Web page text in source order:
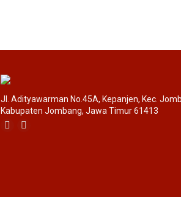
Jl. Adityawarman No.45A, Kepanjen, Kec.
Kabupaten Jombang, Jawa Timur 61413